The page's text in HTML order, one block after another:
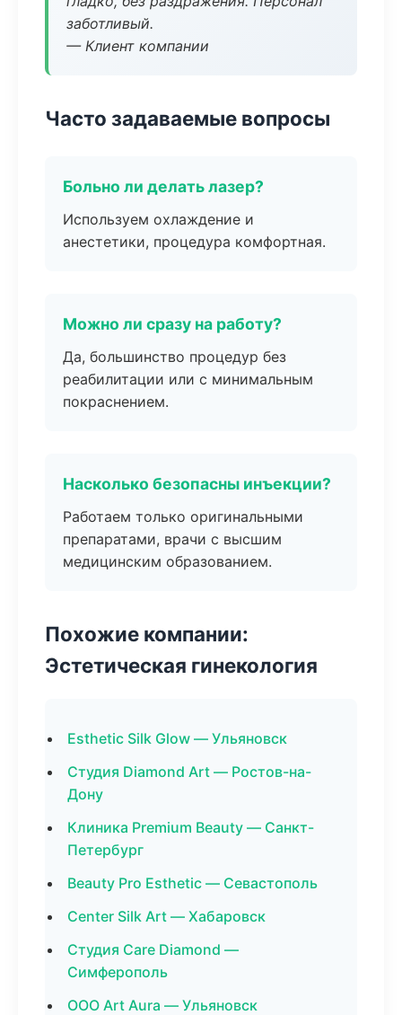
заботливый.
— Клиент компании
Часто задаваемые вопросы
Больно ли делать лазер?
Используем охлаждение и
анестетики, процедура комфортная.
Можно ли сразу на работу?
Да, большинство процедур без
реабилитации или с минимальным
покраснением.
Насколько безопасны инъекции?
Работаем только оригинальными
препаратами, врачи с высшим
медицинским образованием.
Похожие компании:
Эстетическая гинекология
Esthetic Silk Glow — Ульяновск
Студия Diamond Art — Ростов-на-
Дону
Клиника Premium Beauty — Санкт-
Петербург
Beauty Pro Esthetic — Севастополь
Center Silk Art — Хабаровск
Студия Care Diamond —
Симферополь
ООО Art Aura — Ульяновск